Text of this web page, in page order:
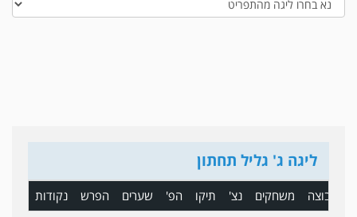
ליגה ג' גליל תחתון
קבוצה משחקים נצ' תיקו הפ' שערים הפרש נקודות